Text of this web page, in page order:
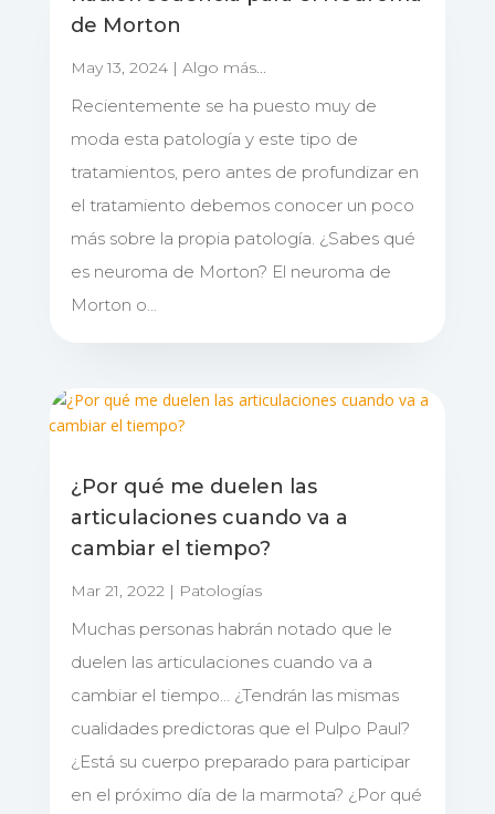
de Morton
May 13, 2024| Algo más...
Recientemente se ha puesto muy de
moda esta patología y este tipo de
tratamientos, pero antes de profundizar en
el tratamiento debemos conocer un poco
más sobre la propia patología. ¿Sabes qué
es neuroma de Morton? El neuroma de
Morton o...
¿Por qué me duelen las
articulaciones cuando va a
cambiar el tiempo?
Mar 21, 2022| Patologías
Muchas personas habrán notado que le
duelen las articulaciones cuando va a
cambiar el tiempo… ¿Tendrán las mismas
cualidades predictoras que el Pulpo Paul?
¿Está su cuerpo preparado para participar
en el próximo día de la marmota? ¿Por qué